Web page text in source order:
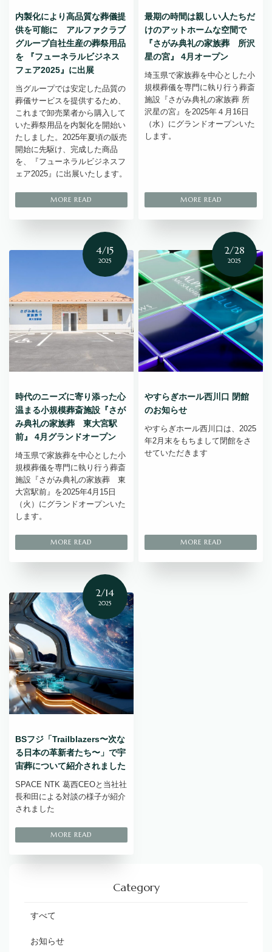
内製化により高品質な葬儀提
供を可能に アルファクラブ
グループ自社生産の葬祭用品
を 『フューネラルビジネス
フェア2025』に出展
当グループでは安定した品質の
葬儀サービスを提供するため、
これまで卸売業者から購入して
いた葬祭用品を内製化を開始い
たしました。2025年夏頃の販売
開始に先駆け、完成した商品
を、『フューネラルビジネスフ
ェア2025』に出展いたします。
最期の時間は親しい人たちだ
けのアットホームな空間で
『さがみ典礼の家族葬 所沢
星の宮』 4月オープン
埼玉県で家族葬を中心とした小
規模葬儀を専門に執り行う葬斎
施設『さがみ典礼の家族葬 所
沢星の宮』を2025年４月16日
（水）にグランドオープンいた
します。
4/15
2025
時代のニーズに寄り添った心
温まる小規模葬斎施設『さが
み典礼の家族葬 東大宮駅
前』 4月グランドオープン
埼玉県で家族葬を中心とした小
規模葬儀を専門に執り行う葬斎
施設『さがみ典礼の家族葬 東
大宮駅前』を2025年4月15日
（火）にグランドオープンいた
します。
2/28
2025
やすらぎホール西川口 閉館
のお知らせ
やすらぎホール西川口は、2025
年2月末をもちまして閉館をさ
せていただきます
2/14
2025
BSフジ「Trailblazers〜次な
る日本の革新者たち〜」で宇
宙葬について紹介されました
SPACE NTK 葛西CEOと当社社
長和田による対談の様子が紹介
されました
Category
すべて
お知らせ